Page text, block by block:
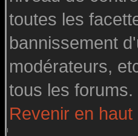
toutes les
bannissement
modérateurs,
tous les forums.
Revenir en haut